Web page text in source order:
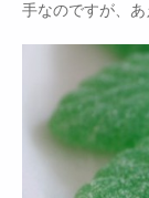
手なのですが、あ